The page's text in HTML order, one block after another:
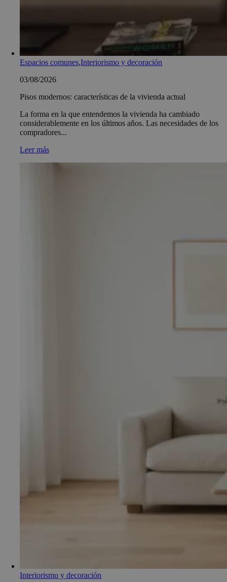
Espacios comunes,Interiorismo y decoración
03/08/2026
Pisos modernos: características de la vivienda actual
La forma en la que entendemos la vivienda ha cambiado
considerablemente en los últimos años. Las necesidades de los
compradores...
Leer más
Interiorismo y decoración